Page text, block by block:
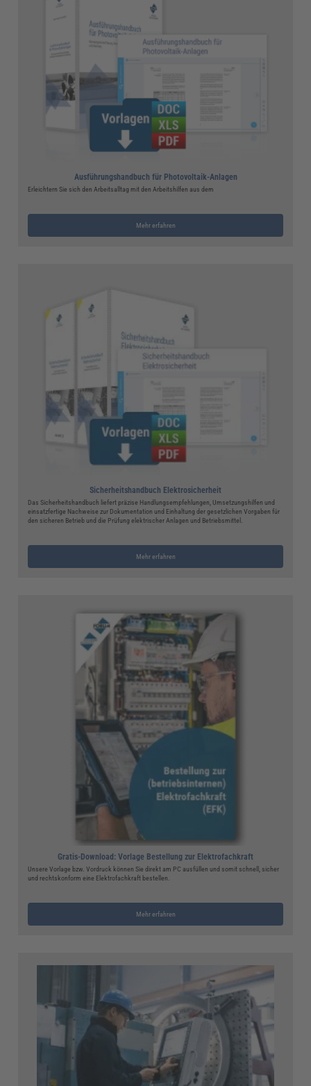
Ausführungshandbuch für Photovoltaik-Anlagen
Erleichtern Sie sich den Arbeitsalltag mit den Arbeitshilfen aus dem
Mehr erfahren
Sicherheitshandbuch Elektrosicherheit
Das Sicherheitshandbuch liefert präzise Handlungsempfehlungen, Umsetzungshilfen und
einsatzfertige Nachweise zur Dokumentation und Einhaltung der gesetzlichen Vorgaben für
den sicheren Betrieb und die Prüfung elektrischer Anlagen und Betriebsmittel.
Mehr erfahren
Gratis-Download: Vorlage Bestellung zur Elektrofachkraft
Unsere Vorlage bzw. Vordruck können Sie direkt am PC ausfüllen und somit schnell, sicher
und rechtskonform eine Elektrofachkraft bestellen.
Mehr erfahren